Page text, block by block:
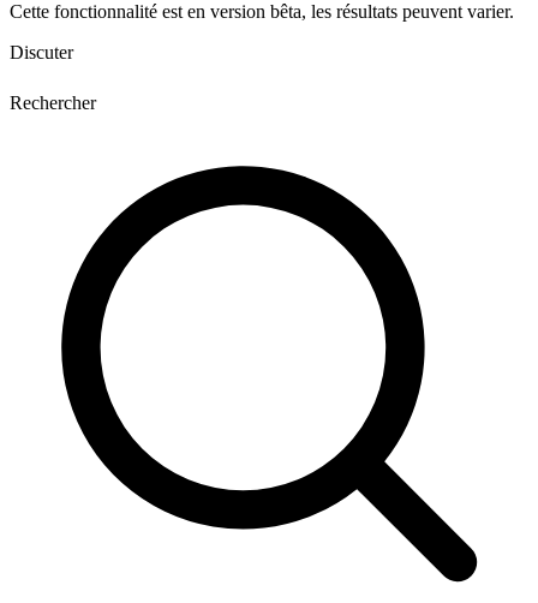
Cette fonctionnalité est en version bêta, les résultats peuvent varier.
Discuter
Rechercher